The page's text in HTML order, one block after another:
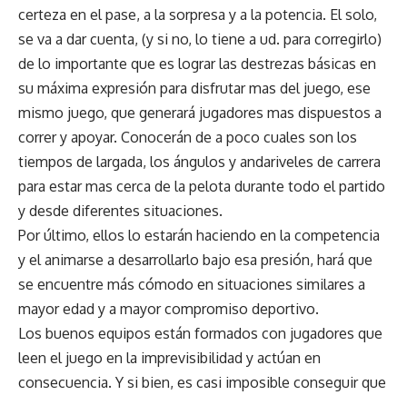
certeza en el pase, a la sorpresa y a la potencia. El solo,
se va a dar cuenta, (y si no, lo tiene a ud. para corregirlo)
de lo importante que es lograr las destrezas básicas en
su máxima expresión para disfrutar mas del juego, ese
mismo juego, que generará jugadores mas dispuestos a
correr y apoyar. Conocerán de a poco cuales son los
tiempos de largada, los ángulos y andariveles de carrera
para estar mas cerca de la pelota durante todo el partido
y desde diferentes situaciones.
Por último, ellos lo estarán haciendo en la competencia
y el animarse a desarrollarlo bajo esa presión, hará que
se encuentre más cómodo en situaciones similares a
mayor edad y a mayor compromiso deportivo.
Los buenos equipos están formados con jugadores que
leen el juego en la imprevisibilidad y actúan en
consecuencia. Y si bien, es casi imposible conseguir que